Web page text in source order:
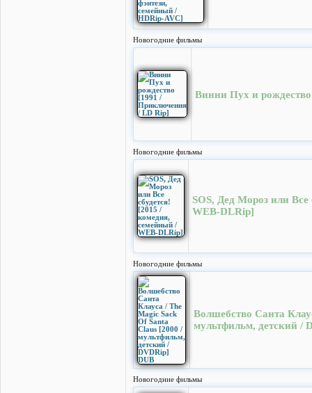
Новогодние фильмы
Винни Пух и
Новогодние фильмы
SOS, Дед Мороз или
WEB-DLRip]
Новогодние фильмы
Волшебство Санта
мультфильм, детский /
Новогодние фильмы